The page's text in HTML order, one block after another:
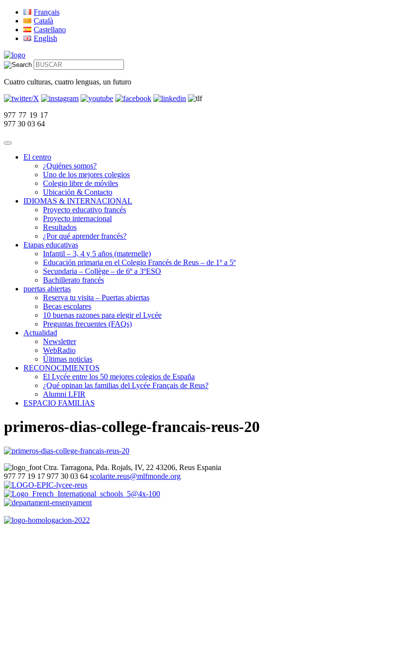
Français
Català
Castellano
English
Cuatro culturas, cuatro lenguas, un futuro
977 77 19 17
977 30 03 64
El centro
¿Quiénes somos?
Uno de los mejores colegios
Colegio libre de móviles
Ubicación & Contacto
IDIOMAS & INTERNACIONAL
Proyecto educativo francés
Proyecto internacional
Resultados
¿Por qué aprender francés?
Etapas educativas
Infantil – 3, 4 y 5 años (maternelle)
Educación primaria en el Colegio Francés de Reus – de 1º a 5º
Secundaria – Collège – de 6º a 3ºESO
Bachillerato francés
puertas abiertas
Reserva tu visita – Puertas abiertas
Becas escolares
10 buenas razones para elegir el Lycée
Preguntas frecuentes (FAQs)
Actualidad
Newsletter
WebRadio
Últimas noticias
RECONOCIMIENTOS
El Lycée entre los 50 mejores colegios de España
¿Qué opinan las familias del Lycée Français de Reus?
Alumni LFIR
ESPACIO FAMILIAS
primeros-dias-college-francais-reus-20
Ctra. Tarragona, Pda. Rojals, IV, 22 43206, Reus Espania
977 77 19 17 977 30 03 64 scolarite.reus@mlfmonde.org